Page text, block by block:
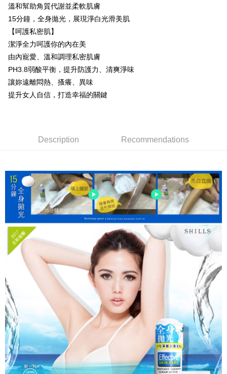
NT$85/order | Free shipping on orders of NT$499 or more
國家/地區配送
溫和幫助角質代謝並柔軟肌膚
15分鐘，全身拋光，展現淨白光滑美肌
【呵護私密肌】
潔淨全力呵護你的內在美
由內寵愛、溫和調理私密肌膚
PH3.8弱酸平衡，提升防護力、清爽淨味
讓妳遠離悶熱、搔癢、異味
提升女人自信，打造幸福的關鍵
Description Recommendations